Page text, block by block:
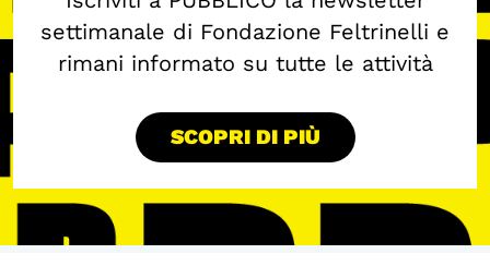
settimanale di Fondazione Feltrinelli e
rimani informato su tutte le attività
SCOPRI DI PIÙ